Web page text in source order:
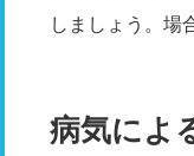
しましょう。場
病気によ